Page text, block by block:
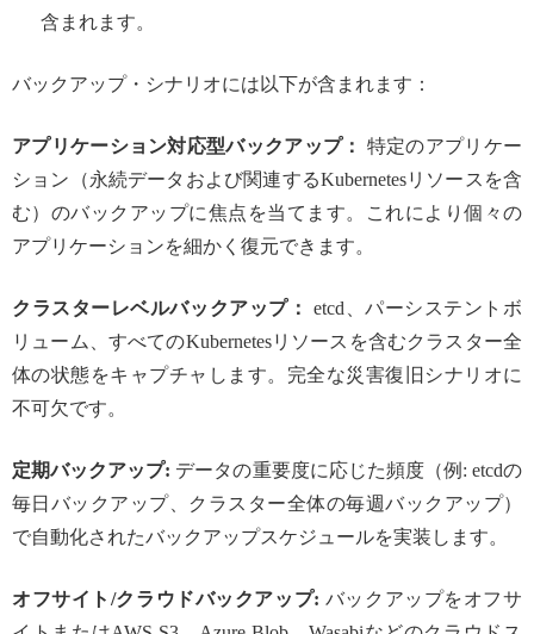
含まれます。
バックアップ・シナリオには以下が含まれます：
アプリケーション対応型バックアップ：
特定のアプリケー
ション（永続データおよび関連するKubernetesリソースを含
む）のバックアップに焦点を当てます。これにより個々の
アプリケーションを細かく復元できます。
クラスターレベルバックアップ：
etcd、パーシステントボ
リューム、すべてのKubernetesリソースを含むクラスター全
体の状態をキャプチャします。完全な災害復旧シナリオに
不可欠です。
定期バックアップ: データの重要度に応じた頻度（例: etcdの
毎日バックアップ、クラスター全体の毎週バックアップ）
で自動化されたバックアップスケジュールを実装します。
オフサイト/クラウドバックアップ: バックアップをオフサ